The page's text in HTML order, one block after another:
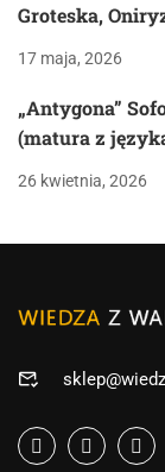
Groteska,
17 maja, 2026
„Antygona”
(matura z
26 kwietnia, 2026